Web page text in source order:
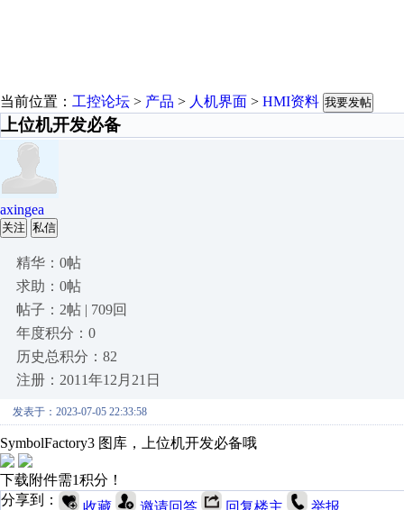
当前位置： 工控论坛 > 产品 > 人机界面 > HMI资料 我要发帖
上位机开发必备
axingea
关注 私信
精华：0帖
求助：0帖
帖子：2帖 | 709回
年度积分：0
历史总积分：82
注册：2011年12月21日
发表于：2023-07-05 22:33:58
SymbolFactory3 图库，上位机开发必备哦
下载附件需1积分！
分享到：
收藏 邀请回答 回复楼主 举报